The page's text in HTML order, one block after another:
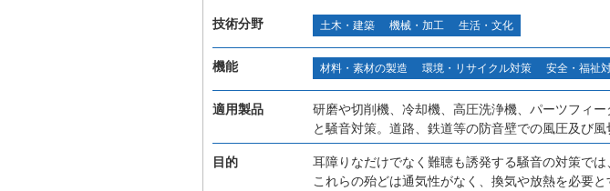
技術分野 土木・建築 機械・加工 生活・文化
機能 材料・素材の製造 環境・リサイクル対策 安全・福祉
適用製品
研磨や切削機、冷却機、高圧洗浄機、パーツフィ
と騒音対策。道路、鉄道等の防音壁での風圧及び
目的
耳障りなだけでなく難聴も誘発する騒音の対策で
これらの殆どは通気性がなく、換気や放熱を必要